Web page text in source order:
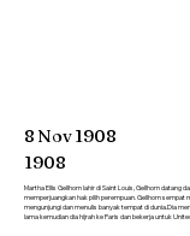
8 Nov1908
1908
Martha Ellis Gellhorn lahir di Saint Louis, Gellhorn datang
memperjuangkan hak pilih perempuan. Gellhorn sempat
mengunjungi dan menulis banyak tempat di dunia.Dia
lama kemudian dia hijrah ke Paris dan bekerja untuk